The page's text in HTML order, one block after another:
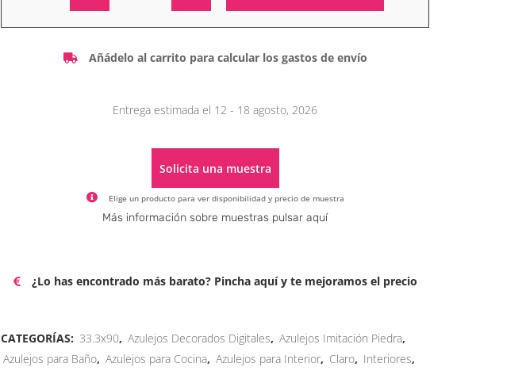
Añádelo al carrito para calcular los gastos de envío
Entrega estimada el 12 - 18 agosto, 2026
Solicita una muestra
Elige un producto para ver disponibilidad y precio de muestra
Alternative:
Más información sobre muestras pulsar aquí
¿Lo has encontrado más barato? Pincha aquí y te mejoramos el precio
CATEGORÍAS: 33.3x90, Azulejos Decorados Digitales, Azulejos Imitación Piedra,
Azulejos para Baño, Azulejos para Cocina, Azulejos para Interior, Claro, Interiores,